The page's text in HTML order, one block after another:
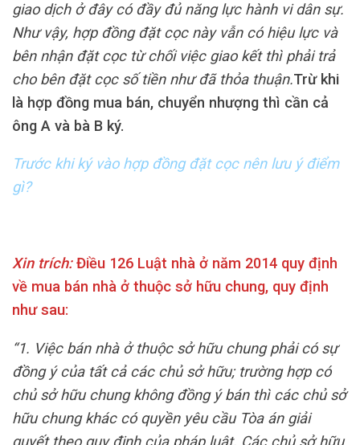
giao dịch ở đây có đầy đủ năng lực hành vi dân sự.
Nhưvậy, hợp đồng đặt cọc này vẫn có hiệu lực và
bên nhận đặt cọc từ chối việc giao kết thì phải trả
cho bên đặt cọc sốtiềnnhư đã thỏa thuận.Trừ khi
là hợp đồng mua bán, chuyển nhượng thì cần cả
ông A và bà B ký.
Trước khi ký vào hợp đồng đặt cọc nên lưu ý điểm
gì?
Xin trích:Điều 126 Luật nhà ở năm 2014 quy định
về mua bán nhà ở thuộc sở hữu chung, quy định
như sau:
“1. Việc bán nhà ở thuộc sở hữu chung phải có sự
đồng ý của tất cả các chủ sở hữu; trường hợp có
chủ sở hữu chung không đồng ý bán thì các chủ sở
hữu chung khác có quyền yêu cầu Tòa án giải
quyết theo quy định của pháp luật. Các chủ sở hữu